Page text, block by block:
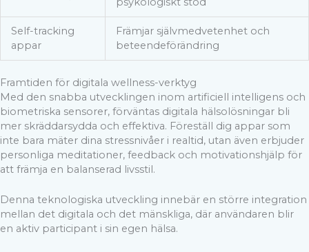
Self-tracking
appar
Främjar självmedvetenhet och
beteendeförändring
Framtiden för digitala wellness-verktyg
Med den snabba utvecklingen inom artificiell intelligens och
biometriska sensorer, förväntas digitala hälsolösningar bli
mer skräddarsydda och effektiva. Föreställ dig appar som
inte bara mäter dina stressnivåer i realtid, utan även erbjuder
personliga meditationer, feedback och motivationshjälp för
att främja en balanserad livsstil.
Denna teknologiska utveckling innebär en större integration
mellan det digitala och det mänskliga, där användaren blir
en aktiv participant i sin egen hälsa.